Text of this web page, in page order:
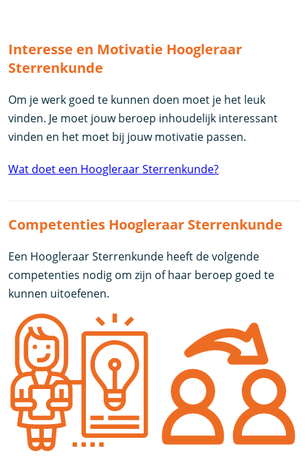
Interesse en Motivatie Hoogleraar
Sterrenkunde
Om je werk goed te kunnen doen moet je het leuk
vinden. Je moet jouw beroep inhoudelijk interessant
vinden en het moet bij jouw motivatie passen.
Wat doet een Hoogleraar Sterrenkunde?
Competenties Hoogleraar Sterrenkunde
Een Hoogleraar Sterrenkunde heeft de volgende
competenties nodig om zijn of haar beroep goed te
kunnen uitoefenen.